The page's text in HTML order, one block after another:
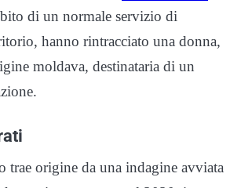
di un normale servizio di
hanno rintracciato una donna,
moldava, destinataria di un
trae origine da una indagine avviata